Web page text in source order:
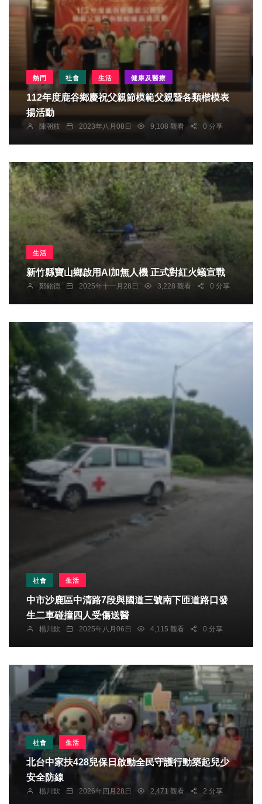
熱門 社會 生活 健康及醫療
112年度鹿谷鄉慶祝父親節模範父親暨各類楷模表
揚活動
陳朝枝 2023年八月08日 9,108 觀看 0 分享
生活
新竹縣寶山鄉啟用AI加無人機 正式對紅火蟻宣戰
鄭銘德 2025年十一月28日 3,228 觀看 0 分享
社會 生活
中市沙鹿區中清路7段與國道三號南下匝道路口發
生二車碰撞四人受傷送醫
楊川欽 2025年八月06日 4,115 觀看 0 分享
社會 生活
北台中家扶428兒保日啟動全民守護行動築起兒少
安全防線
楊川欽 2026年四月28日 2,471 觀看 2 分享